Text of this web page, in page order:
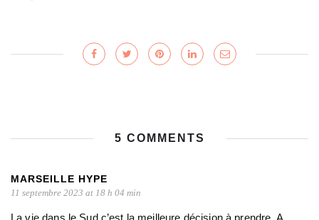
5 COMMENTS
MARSEILLE HYPE
11 septembre 2023 at 18 h 04 min